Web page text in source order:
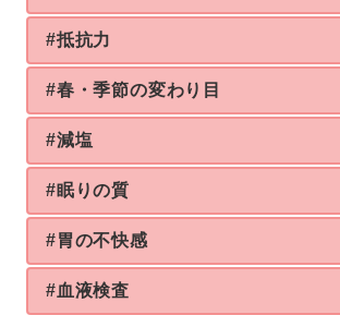
#抵抗力
#春・季節の変わり目
#減塩
#眠りの質
#胃の不快感
#血液検査